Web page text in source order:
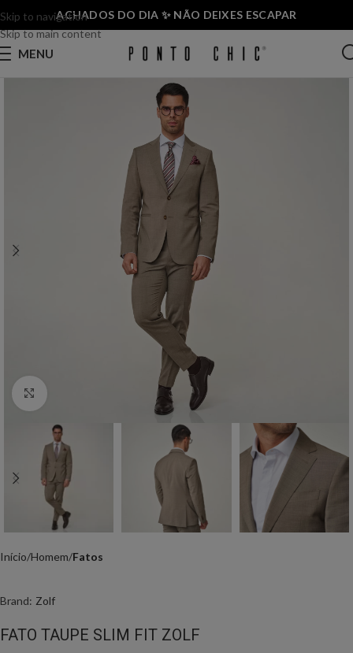
Skip to navigation
Skip to main content
ACHADOS DO DIA ✨ NÃO DEIXES ESCAPAR
MENU
Click to enlarge
Início Homem Fatos
Brand: Zolf
FATO TAUPE SLIM FIT ZOLF